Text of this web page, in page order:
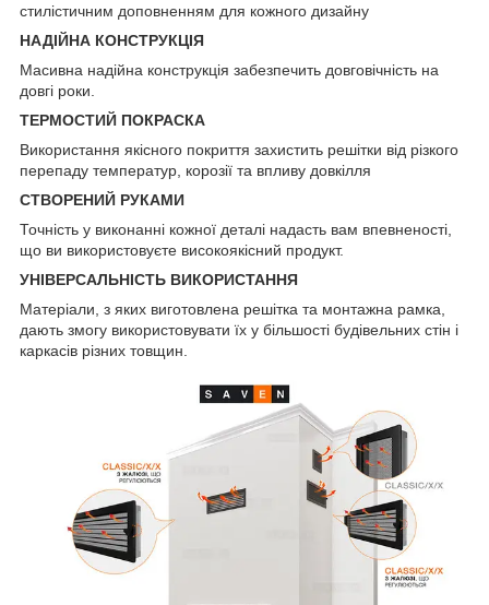
стилістичним доповненням для кожного дизайну
НАДІЙНА КОНСТРУКЦІЯ
Масивна надійна конструкція забезпечить довговічність на
довгі роки.
ТЕРМОСТИЙ ПОКРАСКА
Використання якісного покриття захистить решітки від різкого
перепаду температур, корозії та впливу довкілля
СТВОРЕНИЙ РУКАМИ
Точність у виконанні кожної деталі надасть вам впевненості,
що ви використовуєте високоякісний продукт.
УНІВЕРСАЛЬНІСТЬ ВИКОРИСТАННЯ
Матеріали, з яких виготовлена решітка та монтажна рамка,
дають змогу використовувати їх у більшості будівельних стін і
каркасів різних товщин.